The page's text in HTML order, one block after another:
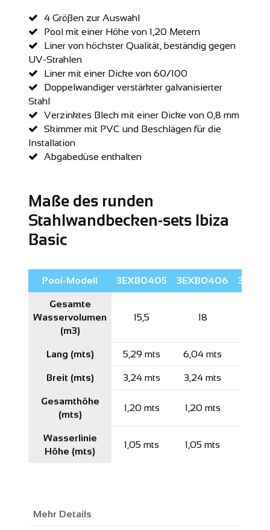
4 Gröβen zur Auswahl
Pool mit einer Höhe von 1,20 Metern
Liner von höchster Qualität, beständig gegen
UV-Strahlen
Liner mit einer Dicke von 60/100
Doppelwandiger verstärkter galvanisierter
Stahl
Verzinktes Blech mit einer Dicke von 0,8 mm
Skimmer mit PVC und Beschlägen für die
Installation
Abgabedüse enthalten
Maße des runden
Stahlwandbecken-sets Ibiza
Basic
Pool-Modell 3EXB0405 3EXB0406
Gesamte
Wasservolumen
(m3)
15,5 18
Lang (mts) 5,29 mts 6,04 mts
Breit (mts) 3,24 mts 3,24 mts
Gesamthöhe
(mts)
1,20 mts 1,20 mts
Wasserlinie
Höhe (mts)
1,05 mts 1,05 mts
Mehr Details